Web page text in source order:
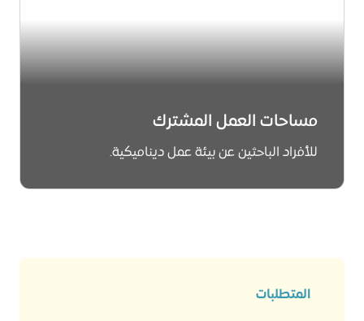
مساحات العمل المشترك
للأفراد الباحثين عن بيئة عمل ديناميكية.
المتطلبات